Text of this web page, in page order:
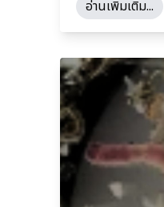
อ่านเพิ่มเติม...